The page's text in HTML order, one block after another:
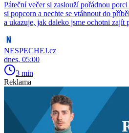
Páteční večer si zaslouží pořádnou
si popcorn a nechte se vtáhnout do
a ukazuje, jak daleko jsme ochotni zajít
NESPECHEJ.cz
dnes, 05:00
3 min
Reklama